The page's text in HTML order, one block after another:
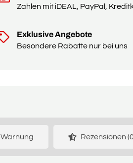
Zahlen mit iDEAL, PayPal,
Exklusive Angebote
Besondere Rabatte nur bei uns
Warnung Rezensionen